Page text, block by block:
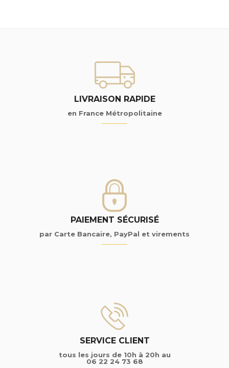
LIVRAISON RAPIDE
en France Métropolitaine
PAIEMENT SÉCURISÉ
par Carte Bancaire, PayPal et virements
SERVICE CLIENT
tous les jours de 10h à 20h au
06 22 24 73 68